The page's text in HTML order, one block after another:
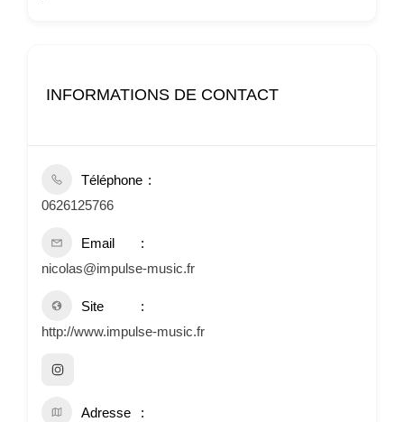
INFORMATIONS DE CONTACT
Téléphone
0626125766
Email
nicolas@impulse-music.fr
Site
http://www.impulse-music.fr
Adresse